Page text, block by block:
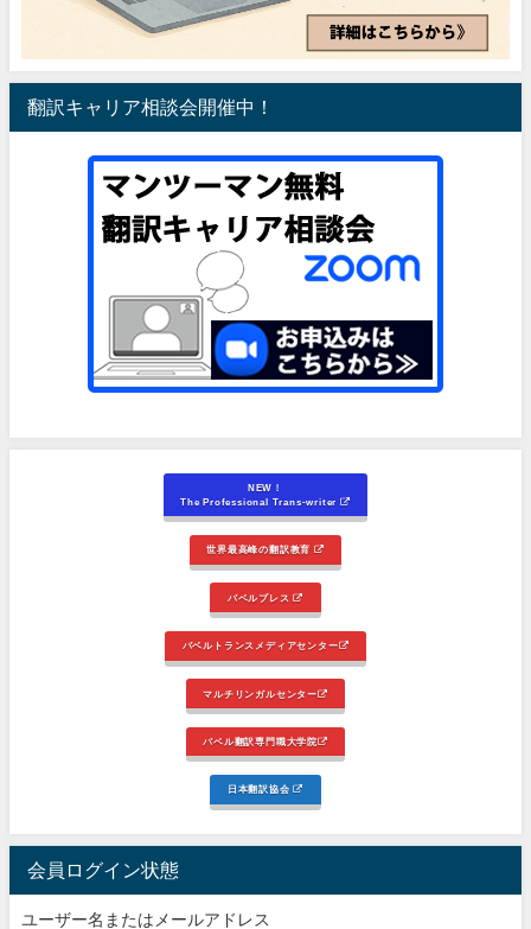
翻訳キャリア相談会開催中！
NEW！
The Professional Trans-writer
世界最高峰の翻訳教育
バベルプレス
バベルトランスメディアセンター
マルチリンガルセンター
バベル翻訳専門職大学院
日本翻訳協会
会員ログイン状態
ユーザー名またはメールアドレス